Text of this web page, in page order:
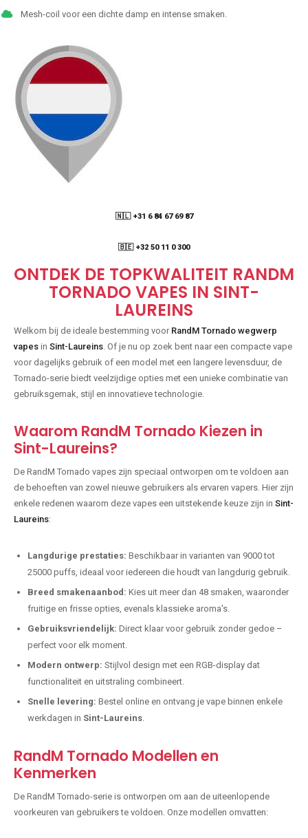
Mesh-coil voor een dichte damp en intense smaken.
🇳🇱 +31 6 84 67 69 87
🇧🇪 +32 50 11 0 300
ONTDEK DE TOPKWALITEIT RANDM
TORNADO VAPES IN SINT-
LAUREINS
Welkom bij de ideale bestemming voor RandM Tornado wegwerp
vapes in Sint-Laureins . Of je nu op zoek bent naar een compacte vape
voor dagelijks gebruik of een model met een langere levensduur, de
Tornado-serie biedt veelzijdige opties met een unieke combinatie van
gebruiksgemak, stijl en innovatieve technologie.
Waarom RandM Tornado Kiezen in
Sint-Laureins?
De RandM Tornado vapes zijn speciaal ontworpen om te voldoen aan
de behoeften van zowel nieuwe gebruikers als ervaren vapers. Hier zijn
enkele redenen waarom deze vapes een uitstekende keuze zijn in Sint-
Laureins:
Langdurige prestaties: Beschikbaar in varianten van 9000 tot
25000 puffs, ideaal voor iedereen die houdt van langdurig gebruik.
Breed smakenaanbod: Kies uit meer dan 48 smaken, waaronder
fruitige en frisse opties, evenals klassieke aroma's.
Gebruiksvriendelijk: Direct klaar voor gebruik zonder gedoe –
perfect voor elk moment.
Modern ontwerp: Stijlvol design met een RGB-display dat
functionaliteit en uitstraling combineert.
Snelle levering: Bestel online en ontvang je vape binnen enkele
werkdagen in Sint-Laureins
RandM Tornado Modellen en
Kenmerken
De RandM Tornado-serie is ontworpen om aan de uiteenlopende
voorkeuren van gebruikers te voldoen. Onze modellen omvatten: